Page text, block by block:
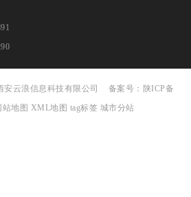
云浪信息科技有限公司 备案号： 陕ICP备
站地图 XML地图 tag标签 城市分站